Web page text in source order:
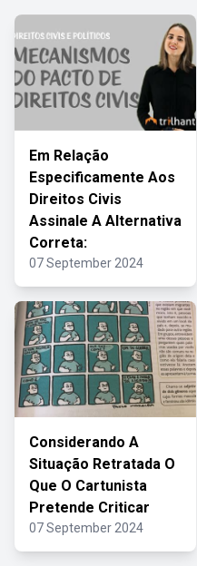
Em Relação
Especificamente Aos
Direitos Civis
Assinale A Alternativa
Correta:
07 September 2024
Considerando A
Situação Retratada O
Que O Cartunista
Pretende Criticar
07 September 2024